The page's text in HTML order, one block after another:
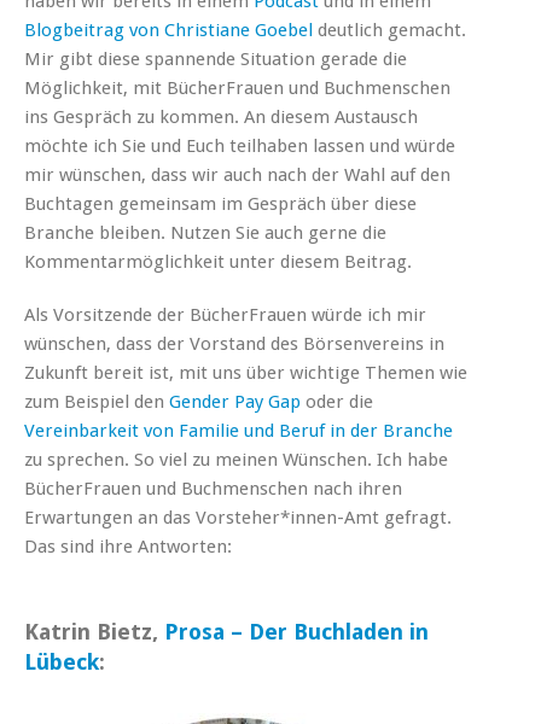
Blogbeitrag von Christiane Goebel deutlich gemacht.
Mir gibt diese spannende Situation gerade die
Möglichkeit, mit BücherFrauen und Buchmenschen
ins Gespräch zu kommen. An diesem Austausch
möchte ich Sie und Euch teilhaben lassen und würde
mir wünschen, dass wir auch nach der Wahl auf den
Buchtagen gemeinsam im Gespräch über diese
Branche bleiben. Nutzen Sie auch gerne die
Kommentarmöglichkeit unter diesem Beitrag.
Als Vorsitzende der BücherFrauen würde ich mir
wünschen, dass der Vorstand des Börsenvereins in
Zukunft bereit ist, mit uns über wichtige Themen wie
zum Beispiel den Gender Pay Gap oder die
Vereinbarkeit von Familie und Beruf in der Branche
zu sprechen. So viel zu meinen Wünschen. Ich habe
BücherFrauen und Buchmenschen nach ihren
Erwartungen an das Vorsteher*innen-Amt gefragt.
Das sind ihre Antworten:
Katrin Bietz, Prosa – Der Buchladen in
Lübeck: